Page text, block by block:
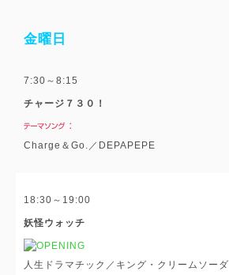
金曜日
7:30～8:15
チャージ７３０！
Charge＆Go.／DEPAPEPE
18:30～19:00
妖怪ウォッチ
人生ドラマチック／キング・クリームソーダ